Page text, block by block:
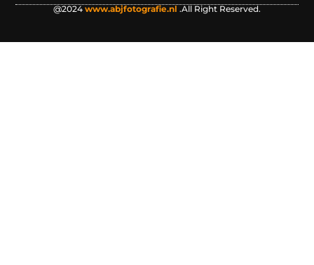
@2024 www.abjfotografie.nl .All Right Reserved.